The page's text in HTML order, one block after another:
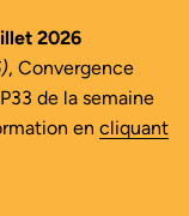
2026
, Convergence
de la semaine
en cliquant